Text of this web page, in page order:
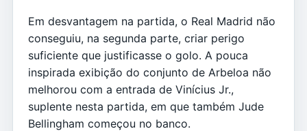
Em desvantagem na partida, o Real Madrid não
conseguiu, na segunda parte, criar perigo
suficiente que justificasse o golo. A pouca
inspirada exibição do conjunto de Arbeloa não
melhorou com a entrada de Vinícius Jr.,
suplente nesta partida, em que também Jude
Bellingham começou no banco.